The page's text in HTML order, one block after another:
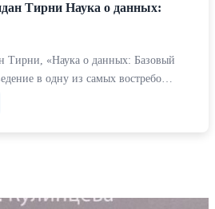
Тирни Наука о данных:
Тирни, «Наука о данных: Базовый
в одну из самых востребо…